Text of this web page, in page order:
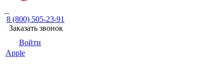
8 (800) 505-23-91
Заказать звонок
Войти
Apple